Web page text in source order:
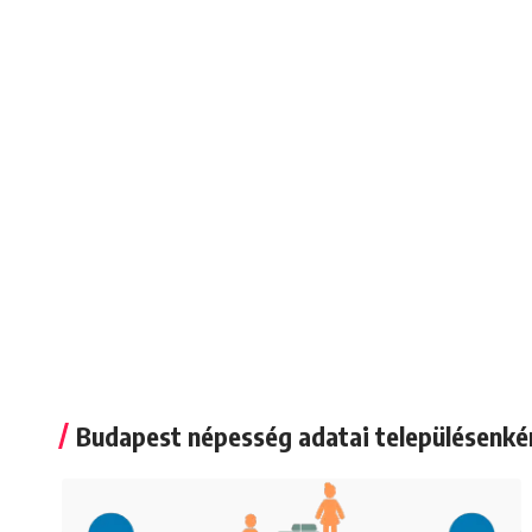
Budapest népesség adatai